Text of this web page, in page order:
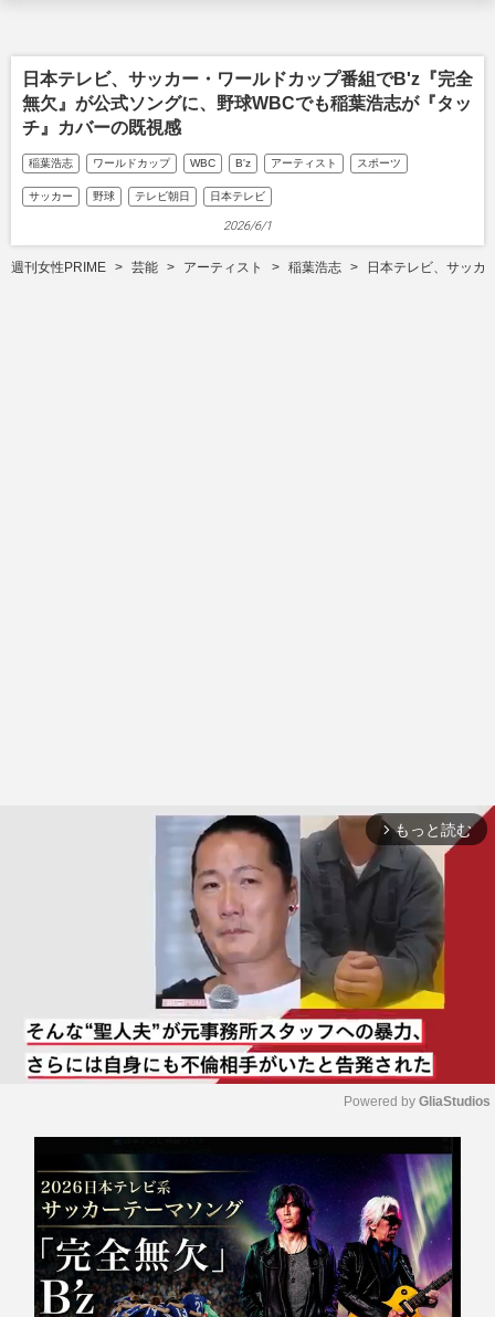
日本テレビ、サッカー・ワールドカップ番組でB'z『完全
無欠』が公式ソングに、野球WBCでも稲葉浩志が『タッ
チ』カバーの既視感
稲葉浩志 ワールドカップ WBC B'z アーティスト スポーツ
サッカー 野球 テレビ朝日 日本テレビ
2026/6/1
週刊女性PRIME 芸能 アーティスト 稲葉浩志 日本テレビ、サッカ
arrow_forward_ios もっと読む
u
t
e
Powered by GliaStudios